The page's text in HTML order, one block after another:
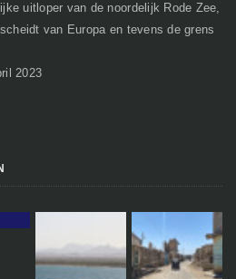
uitloper van de noordelijk Rode Zee,
van Europa en tevens de grens
2023